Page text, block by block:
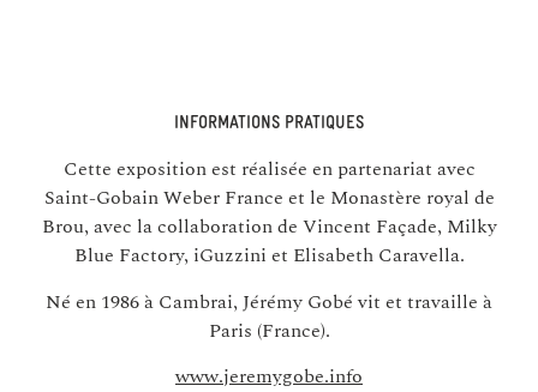
INFORMATIONS PRATIQUES
Cette exposition est réalisée en partenariat avec
Saint-Gobain Weber France et le Monastère royal de
Brou, avec la collaboration de Vincent Façade, Milky
Blue Factory, iGuzzini et Elisabeth Caravella.
Né en 1986 à Cambrai, Jérémy Gobé vit et travaille à
Paris (France).
www.jeremygobe.info